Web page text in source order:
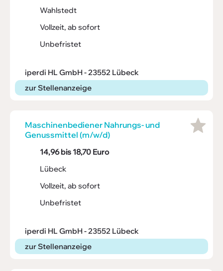
Wahlstedt
Vollzeit, ab sofort
Unbefristet
iperdi HL GmbH - 23552 Lübeck
zur Stellenanzeige
Maschi­nen­be­diener Nahrungs- und
Genuss­mittel (m/w/d)
14,96 bis 18,70 Euro
Lübeck
Vollzeit, ab sofort
Unbefristet
iperdi HL GmbH - 23552 Lübeck
zur Stellenanzeige